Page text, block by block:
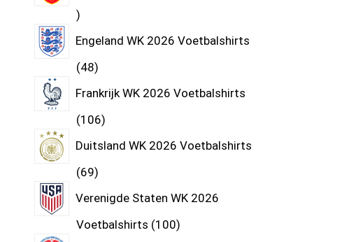
Engeland WK 2026 Voetbalshirts
48
Frankrijk WK 2026 Voetbalshirts
106
Duitsland WK 2026 Voetbalshirts
69
Verenigde Staten WK 2026
Voetbalshirts 100